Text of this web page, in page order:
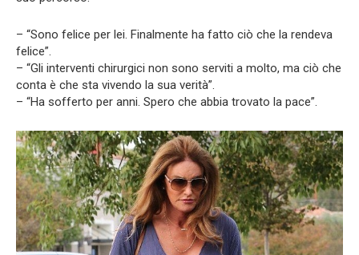
– “Sono felice per lei. Finalmente ha fatto ciò che la rendeva
felice”.
– “Gli interventi chirurgici non sono serviti a molto, ma ciò che
conta è che sta vivendo la sua verità”.
– “Ha sofferto per anni. Spero che abbia trovato la pace”.